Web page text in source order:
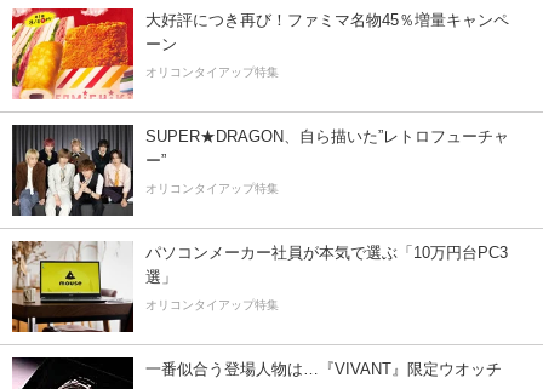
大好評につき再び！ファミマ名物45％増量キャンペ
ーン
オリコンタイアップ特集
SUPER★DRAGON、自ら描いた”レトロフューチャ
ー”
オリコンタイアップ特集
パソコンメーカー社員が本気で選ぶ「10万円台PC3
選」
オリコンタイアップ特集
一番似合う登場人物は…『VIVANT』限定ウオッチ